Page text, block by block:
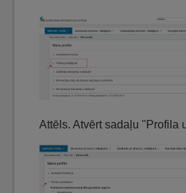
Attēls. Atvērt sadaļu "Profila